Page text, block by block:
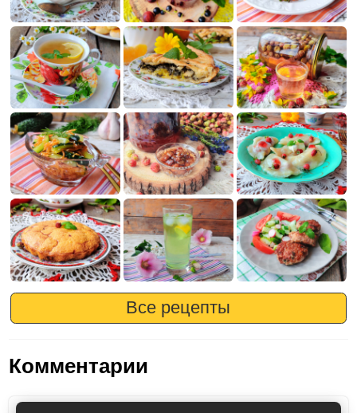
Все рецепты
Комментарии